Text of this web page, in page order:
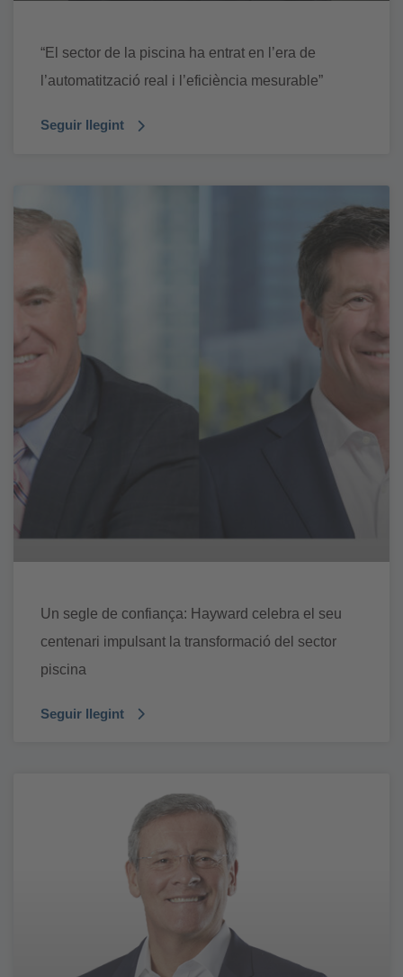
“El sector de la piscina ha entrat en l’era de
l’automatització real i l’eficiència mesurable”
Seguir llegint
Un segle de confiança: Hayward celebra el seu
centenari impulsant la transformació del sector
piscina
Seguir llegint